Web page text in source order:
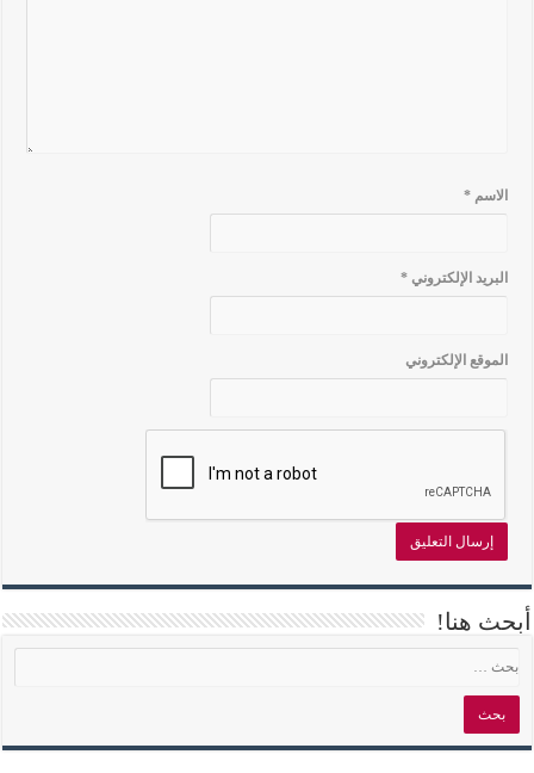
الاسم*
البريد الإلكتروني*
الموقع الإلكتروني
أبحث هنا!